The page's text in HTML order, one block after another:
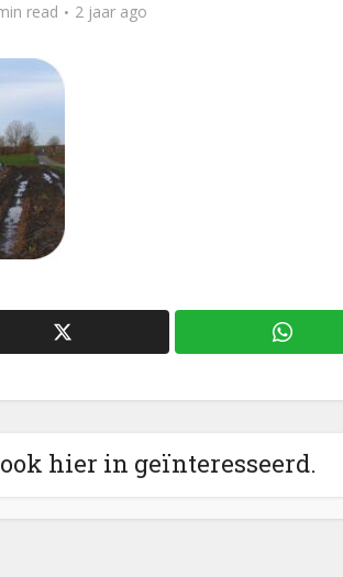
read 2 jaar ago
hier in geïnteresseerd.